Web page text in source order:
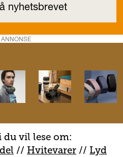
ANNONSE
vil lese om:
// Hvitevarer // Lyd